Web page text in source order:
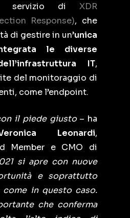
il servizio di XDR
Response), che
di gestire in un’unica
le diverse
IT,
del monitoraggio di
come l’endpoint.
il piede giusto– ha
Leonardi,
Member e CMO di
si apre con nuove
e soprattutto
in questo caso.
che conferma